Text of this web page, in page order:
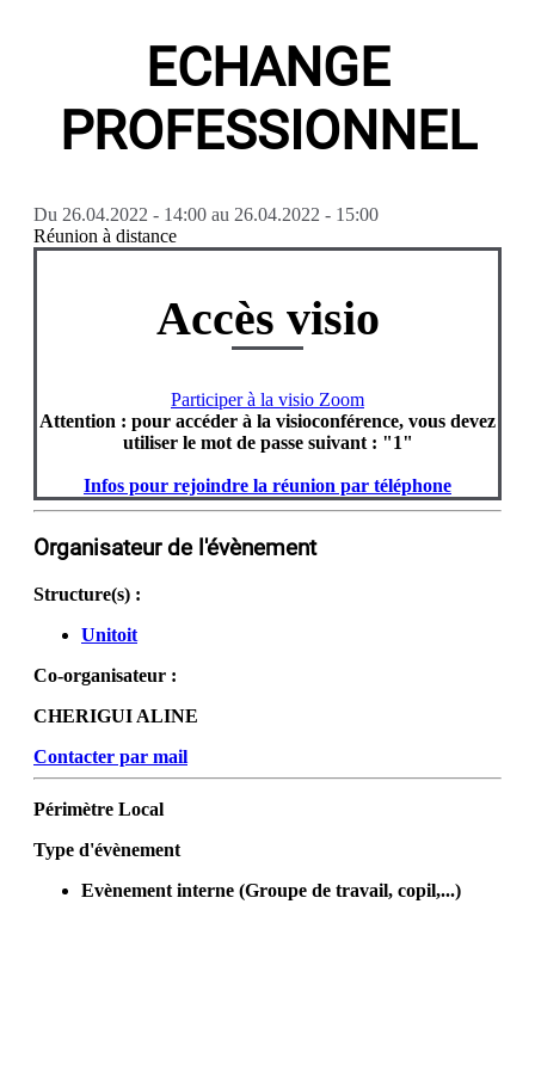
ECHANGE
PROFESSIONNEL
Du 26.04.2022 - 14:00 au 26.04.2022 - 15:00
Réunion à distance
Accès visio
Participer à la visio Zoom
Attention : pour accéder à la visioconférence, vous devez
utiliser le mot de passe suivant : "1"
Infos pour rejoindre la réunion par téléphone
Organisateur de l'évènement
Structure(s) :
Unitoit
Co-organisateur :
CHERIGUI ALINE
Contacter par mail
Périmètre Local
Type d'évènement
Evènement interne (Groupe de travail, copil,...)